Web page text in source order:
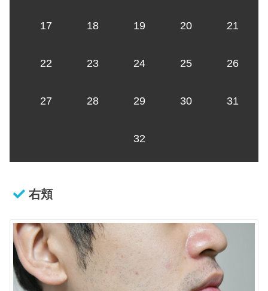
17 18 19 20 21
22 23 24 25 26
27 28 29 30 31
32
右頬